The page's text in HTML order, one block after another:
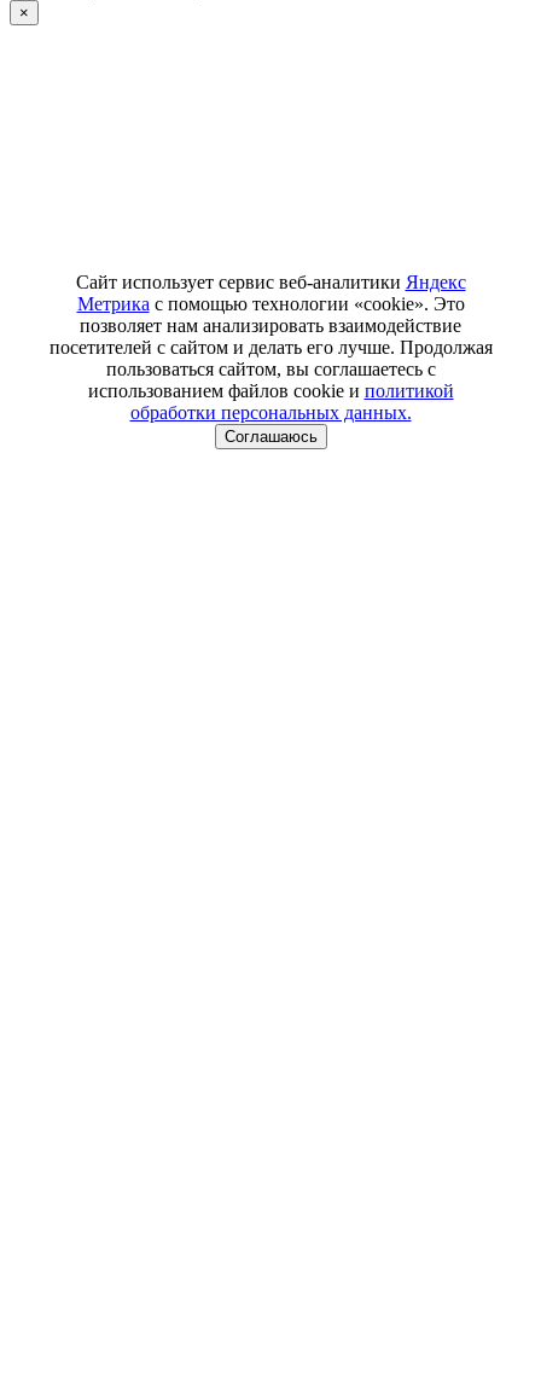
×
Сайт использует сервис веб-аналитики Яндекс
Метрика с помощью технологии «cookie». Это
позволяет нам анализировать взаимодействие
посетителей с сайтом и делать его лучше. Продолжая
пользоваться сайтом, вы соглашаетесь с
использованием файлов cookie и политикой
обработки персональных данных.
Соглашаюсь